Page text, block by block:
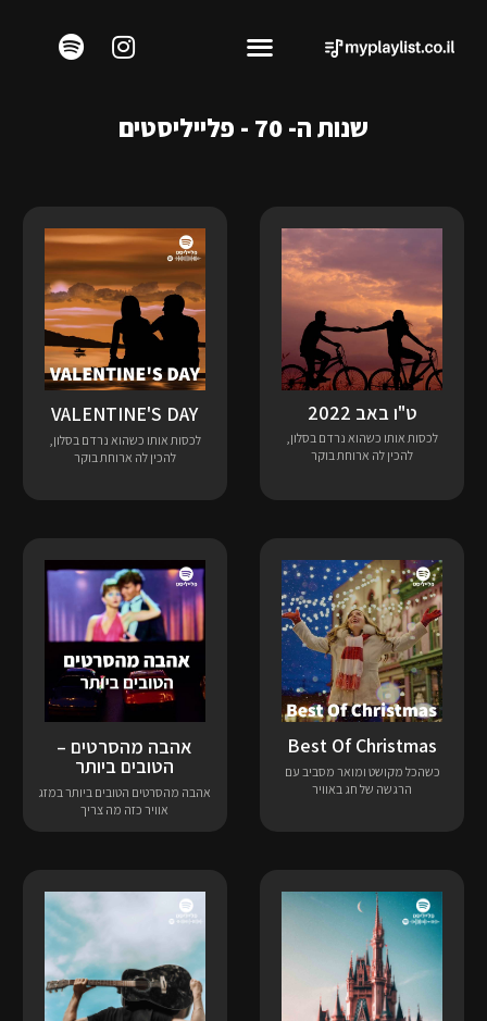
שנות ה- 70 - פלייליסטים
ט"ו באב 2022
לכסות אותו כשהוא נרדם בסלון,
להכין לה ארוחת בוקר
VALENTINE'S DAY
לכסות אותו כשהוא נרדם בסלון,
להכין לה ארוחת בוקר
Best Of Christmas
כשהכל מקושט ומואר מסביב עם
הרגשה של חג באוויר
אהבה מהסרטים –
הטובים ביותר
אהבה מהסרטים הטובים ביותר במזג
אוויר כזה מה צריך